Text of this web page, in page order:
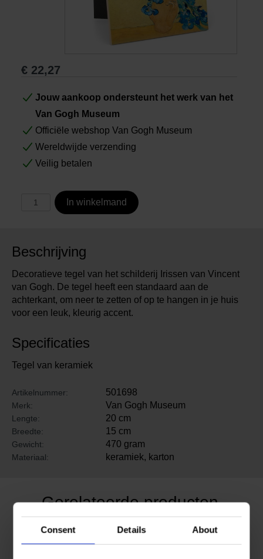
Consent Details About
Cadeaus
€ 22,27
Jouw aankoop ondersteunt het werk van het
Van Gogh Museum
Officiële webshop Van Gogh Museum
Wereldwijde verzending
Veilig betalen
In winkelmand
Beschrijving
Decoratieve tegel van het schilderij Irissen van Vincent
van Gogh. De tegel heeft een standaard aan de
achterkant, om neer te zetten of op te hangen in je huis
voor een leuk, kleurig accent.
Specificaties
Tegel van keramiek
Artikelnummer: 501698
Merk: Van Gogh Museum
Lengte: 20 cm
Breedte: 15 cm
Gewicht: 470 gram
Materiaal: keramiek, karton
Gerelateerde producten